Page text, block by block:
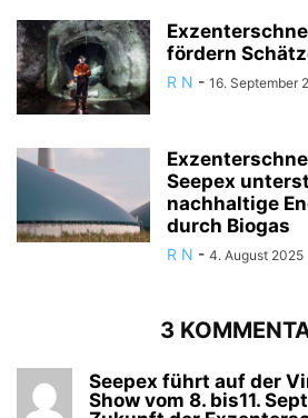
fördern
R N - 16. September
Seepex
nachhaltige
durch Biogas
R N - 4. August 2025
3
Seepex führt auf der
Show vom 8. bis11.